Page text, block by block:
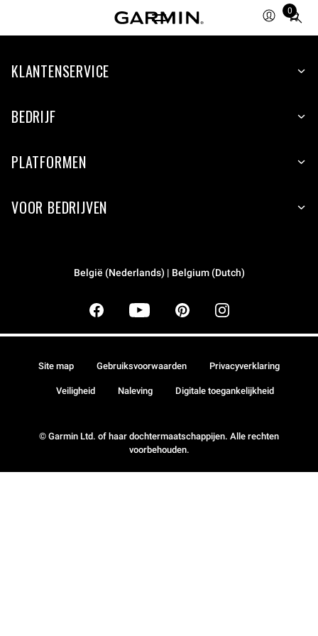
0
Total
items
cart:
KLANTENSERVICE
BEDRIJF
PLATFORMEN
VOOR BEDRIJVEN
België (Nederlands) | Belgium (Dutch)
© Garmin Ltd. of haar dochtermaatschappijen. Alle rechten
voorbehouden.
Site map Gebruiksvoorwaarden Privacyverklaring
Veiligheid Naleving Digitale toegankelijkheid